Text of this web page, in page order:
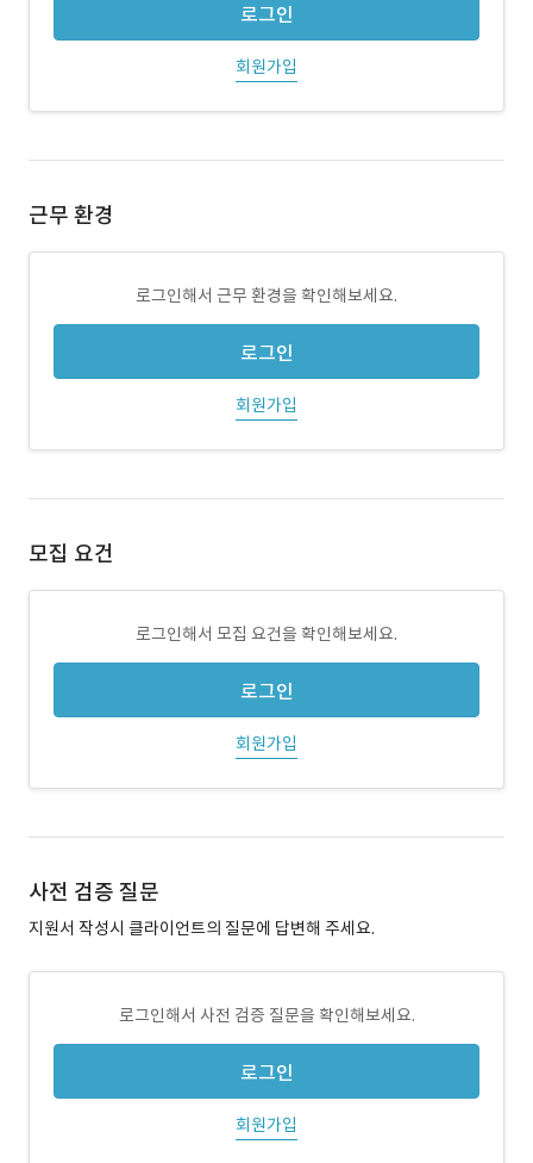
로그인
회원가입
근무 환경
로그인해서 근무 환경을 확인해보세요.
로그인
회원가입
모집 요건
로그인해서 모집 요건을 확인해보세요.
로그인
회원가입
사전 검증 질문
지원서 작성시 클라이언트의 질문에 답변해 주세요.
로그인해서 사전 검증 질문을 확인해보세요.
로그인
회원가입